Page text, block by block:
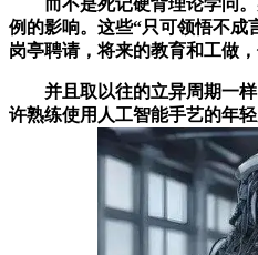
例的影响。这些“只可领悟不成
岗亭聘请，将来的教育和工做
并且取以往的立异周期一样
许熟练使用人工智能手艺的年